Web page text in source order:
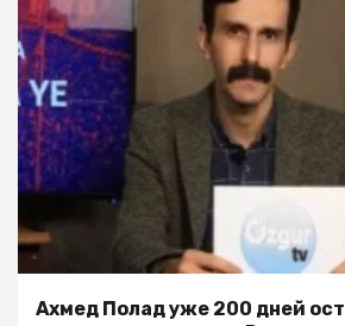
Ахмед Полад уже 200 дней